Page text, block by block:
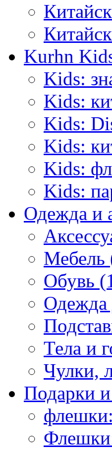
Kurhn
Kids:
Kids:
Kids:
Kids:
Kids:
Kids:
Одежда и
Мебель
Обувь
Одежда
Тела и
Чулки,
Подарки